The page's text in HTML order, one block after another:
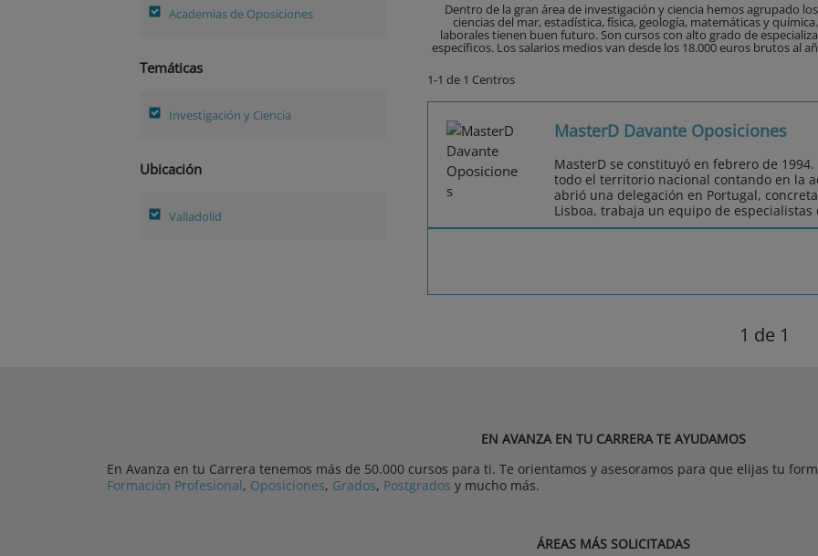
Academias de Oposiciones
Temáticas
Investigación y Ciencia
Ubicación
Valladolid
Dentro de la gran área de investigación y ciencia hemos agrupado
ciencias del mar, estadística, física, geología, matemáticas y
laborales tienen buen futuro. Son cursos con alto grado de
específicos. Los salarios medios van desde los 18.000 euros brutos al
1-1 de 1 Centros
MasterD Davante Oposiciones
MasterD se constituyó en febrero de
todo el territorio nacional contando en la
abrió una delegación en Portugal,
Lisboa, trabaja un equipo de
1 de 1
EN AVANZA EN TU CARRERA TE AYUDAMOS
En Avanza en tu Carrera tenemos más de 50.000 cursos para ti. Te orientamos y asesoramos para que elijas tu
Formación Profesional, Oposiciones, Grados, Postgrados y mucho más.
ÁREAS MÁS SOLICITADAS